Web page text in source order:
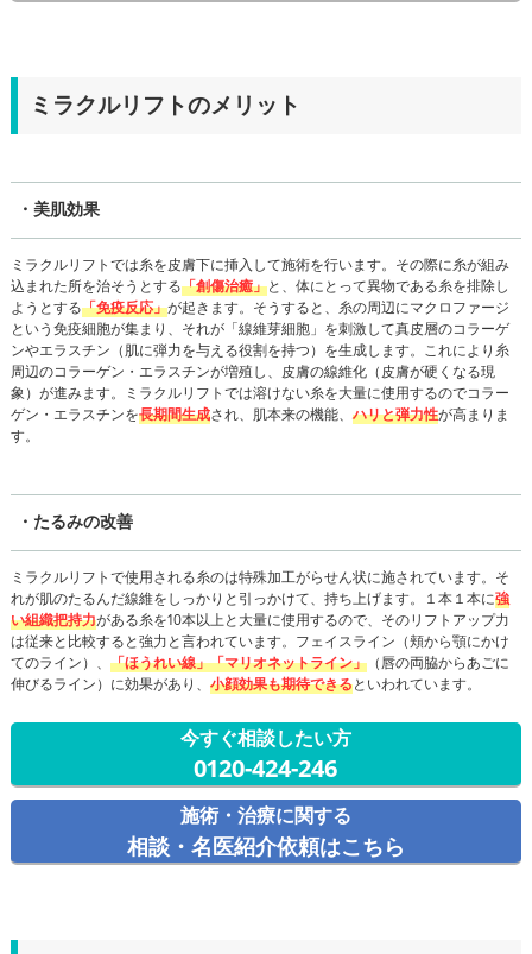
ミラクルリフトのメリット
・美肌効果
ミラクルリフトでは糸を皮膚下に挿入して施術を行います。その際に糸が組み
込まれた所を治そうとする「創傷治癒」と、体にとって異物である糸を排除し
ようとする「免疫反応」が起きます。そうすると、糸の周辺にマクロファージ
という免疫細胞が集まり、それが「線維芽細胞」を刺激して真皮層のコラーゲ
ンやエラスチン（肌に弾力を与える役割を持つ）を生成します。これにより糸
周辺のコラーゲン・エラスチンが増殖し、皮膚の線維化（皮膚が硬くなる現
象）が進みます。ミラクルリフトでは溶けない糸を大量に使用するのでコラー
ゲン・エラスチンを長期間生成され、肌本来の機能、 ハリと弾力性が高まりま
す。
・たるみの改善
ミラクルリフトで使用される糸のは特殊加工がらせん状に施されています。そ
れが肌のたるんだ線維をしっかりと引っかけて、持ち上げます。１本１本に強
い組織把持力がある糸を10本以上と大量に使用するので、そのリフトアップ力
は従来と比較すると強力と言われています。フェイスライン（頬から顎にかけ
てのライン）、 「ほうれい線」「マリオネットライン」（唇の両脇からあごに
伸びるライン）に効果があり、 小顔効果も期待できるといわれています。
今すぐ相談したい方
0120-424-246
施術・治療に関する
相談・名医紹介依頼はこちら